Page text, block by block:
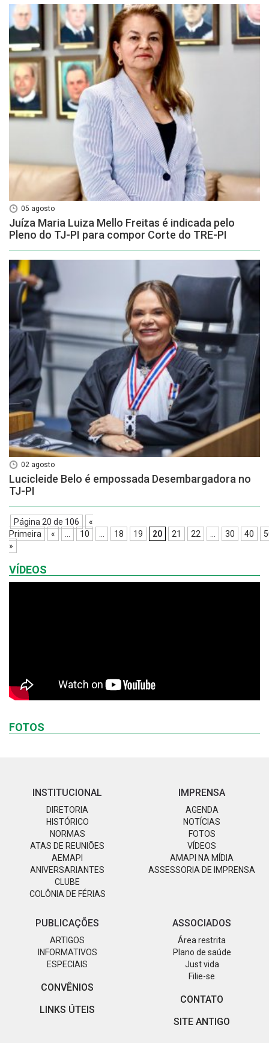
05 agosto
Juíza Maria Luiza Mello Freitas é indicada pelo
Pleno do TJ-PI para compor Corte do TRE-PI
02 agosto
Lucicleide Belo é empossada Desembargadora no
TJ-PI
Página 20 de 106
«
Primeira
« 10 18 19 20 21 22 30 40
»
VÍDEOS
FOTOS
INSTITUCIONAL
DIRETORIA
HISTÓRICO
NORMAS
ATAS DE REUNIÕES
AEMAPI
ANIVERSARIANTES
CLUBE
COLÔNIA DE FÉRIAS
IMPRENSA
AGENDA
NOTÍCIAS
FOTOS
VÍDEOS
AMAPI NA MÍDIA
ASSESSORIA DE IMPRENSA
PUBLICAÇÕES
ARTIGOS
INFORMATIVOS
ESPECIAIS
CONVÊNIOS
LINKS ÚTEIS
ASSOCIADOS
Área restrita
Plano de saúde
Just vida
Filie-se
CONTATO
SITE ANTIGO